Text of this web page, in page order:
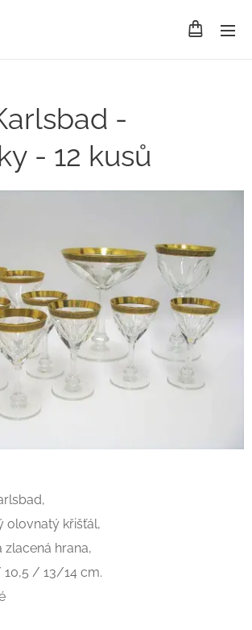
-
- 12 kusů
olovnatý křišťál,
zlacená hrana,
/ 13/14 cm.